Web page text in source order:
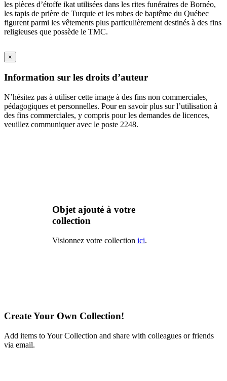
les pièces d’étoffe ikat utilisées dans les rites funéraires de Bornéo,
les tapis de prière de Turquie et les robes de baptême du Québec
figurent parmi les vêtements plus particulièrement destinés à des fins
religieuses que possède le TMC.
×
Information sur les droits d’auteur
N’hésitez pas à utiliser cette image à des fins non commerciales,
pédagogiques et personnelles. Pour en savoir plus sur l’utilisation à
des fins commerciales, y compris pour les demandes de licences,
veuillez communiquer avec le poste 2248.
Objet ajouté à votre
collection
Visionnez votre collection ici.
Create Your Own Collection!
Add items to Your Collection and share with colleagues or friends
via email.